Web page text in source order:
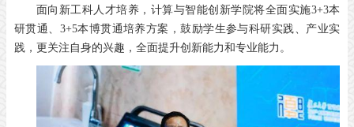
面向新工科人才培养，计算与智能创新学院将全面实施3+3本
研贯通、3+5本博贯通培养方案，鼓励学生参与科研实践、产业实
践，更关注自身的兴趣，全面提升创新能力和专业能力。